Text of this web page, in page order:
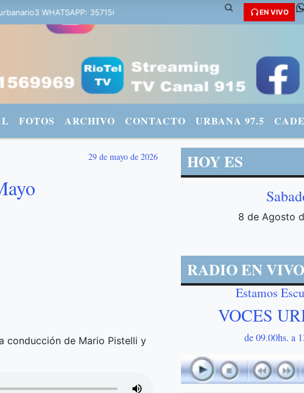
WHATSAPP: 3571569969 EN VIVO
FOTOS ARCHIVO CONTACTO URBANA 97.5
29 de mayo de 2026
conducción de Mario Pistelli y
HOY ES
8 de Agosto
RADIO EN VIVO
Estamos
VOCES
de 09.00hs. a